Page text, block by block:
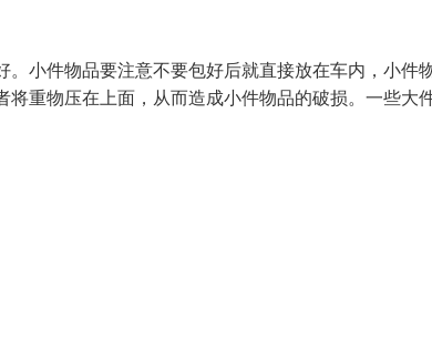
小件物品要注意不要包好后就直接放在车内，小件
重物压在上面，从而造成小件物品的破损。一些大